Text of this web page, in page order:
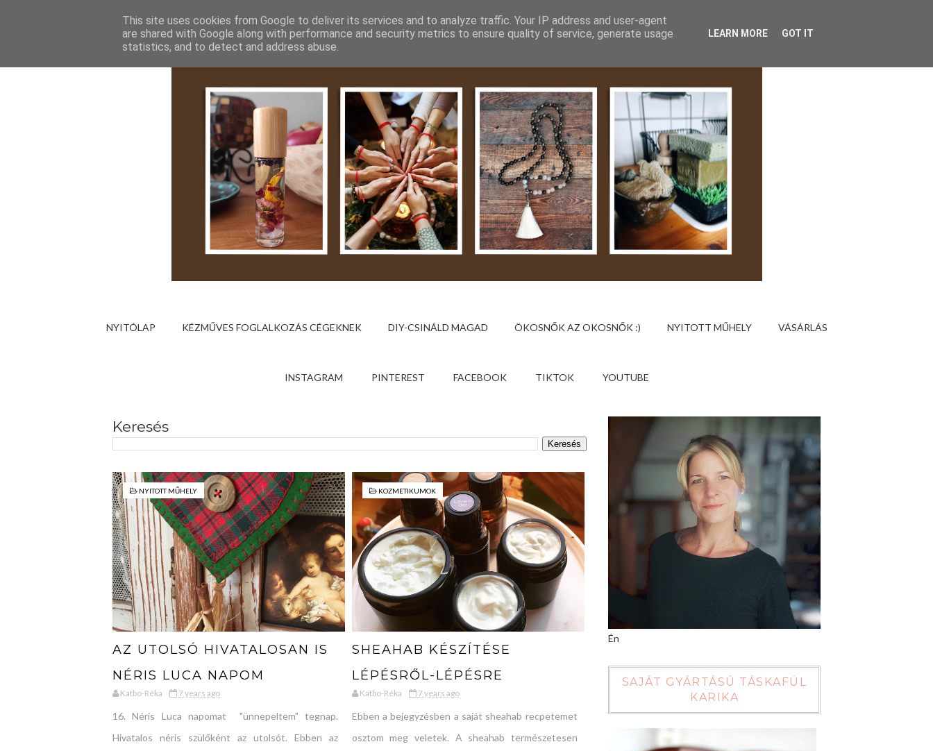
NYITÓLAP KÉZMŰVES FOGLALKOZÁS CÉGEKNEK DIY-CSINÁLD MAGAD ÖKOSNŐK AZ OKOSNŐK :) NYITOTT MŰHELY VÁSÁRLÁS
INSTAGRAM PINTEREST FACEBOOK TIKTOK YOUTUBE
Keresés
NYITOTT MŰHELY
AZ UTOLSÓ HIVATALOSAN IS
NÉRIS LUCA NAPOM
Katbo-Réka 7 years ago
16. Néris Luca napomat "ünnepeltem" tegnap.
Hivatalos néris szülőként az utolsót. Ebben az
KOZMETIKUMOK
SHEAHAB KÉSZÍTÉSE
LÉPÉSRŐL-LÉPÉSRE
Katbo-Réka 7 years ago
Ebben a bejegyzésben a saját sheahab recpetemet
osztom meg veletek. A sheahab természetesen
Én
SAJÁT GYÁRTÁSÚ TÁSKAFÜL
KARIKA
This site uses cookies from Google to deliver its services and to analyze traffic. Your IP address and user-agent
are shared with Google along with performance and security metrics to ensure quality of service, generate usage
statistics, and to detect and address abuse.
LEARN MORE GOT IT